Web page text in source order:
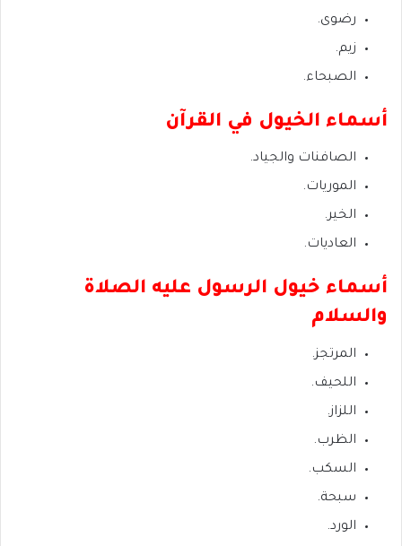
رضوى.
زيم.
الصبحاء.
أسماء الخيول في القرآن
الصافنات والجياد.
الموريات.
الخير.
العاديات.
أسماء خيول الرسول عليه الصلاة
والسلام
المرتجز.
اللحيف.
اللزاز.
الظرب.
السكب.
سبحة.
الورد.